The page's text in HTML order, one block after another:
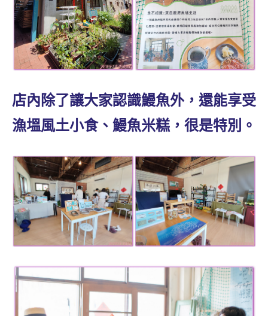
店內除了讓大家認識鰻魚外，還能享受
漁塭風土小食、鰻魚米糕，很是特別。